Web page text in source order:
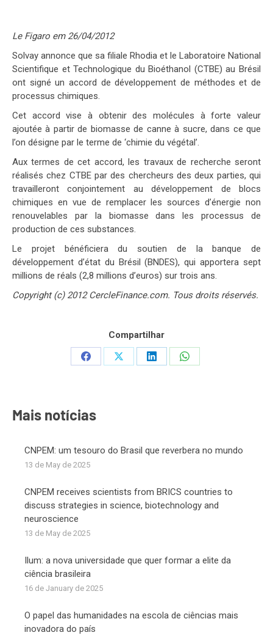
Le Figaro em 26/04/2012
Solvay annonce que sa filiale Rhodia et le Laboratoire National
Scientifique et Technologique du Bioéthanol (CTBE) au Brésil
ont signé un accord de développement de méthodes et de
processus chimiques.
Cet accord vise à obtenir des molécules à forte valeur
ajoutée à partir de biomasse de canne à sucre, dans ce que
l’on désigne par le terme de ‘chimie du végétal’.
Aux termes de cet accord, les travaux de recherche seront
réalisés chez CTBE par des chercheurs des deux parties, qui
travailleront conjointement au développement de blocs
chimiques en vue de remplacer les sources d’énergie non
renouvelables par la biomasse dans les processus de
production de ces substances.
Le projet bénéficiera du soutien de la banque de
développement d’état du Brésil (BNDES), qui apportera sept
millions de réals (2,8 millions d’euros) sur trois ans.
Copyright (c) 2012 CercleFinance.com. Tous droits réservés.
Compartilhar
Share
Share
Share
Share
Mais notícias
CNPEM: um tesouro do Brasil que reverbera no mundo
13 de May de 2025
CNPEM receives scientists from BRICS countries to
discuss strategies in science, biotechnology and
neuroscience
13 de May de 2025
Ilum: a nova universidade que quer formar a elite da
ciência brasileira
16 de January de 2025
O papel das humanidades na escola de ciências mais
inovadora do país